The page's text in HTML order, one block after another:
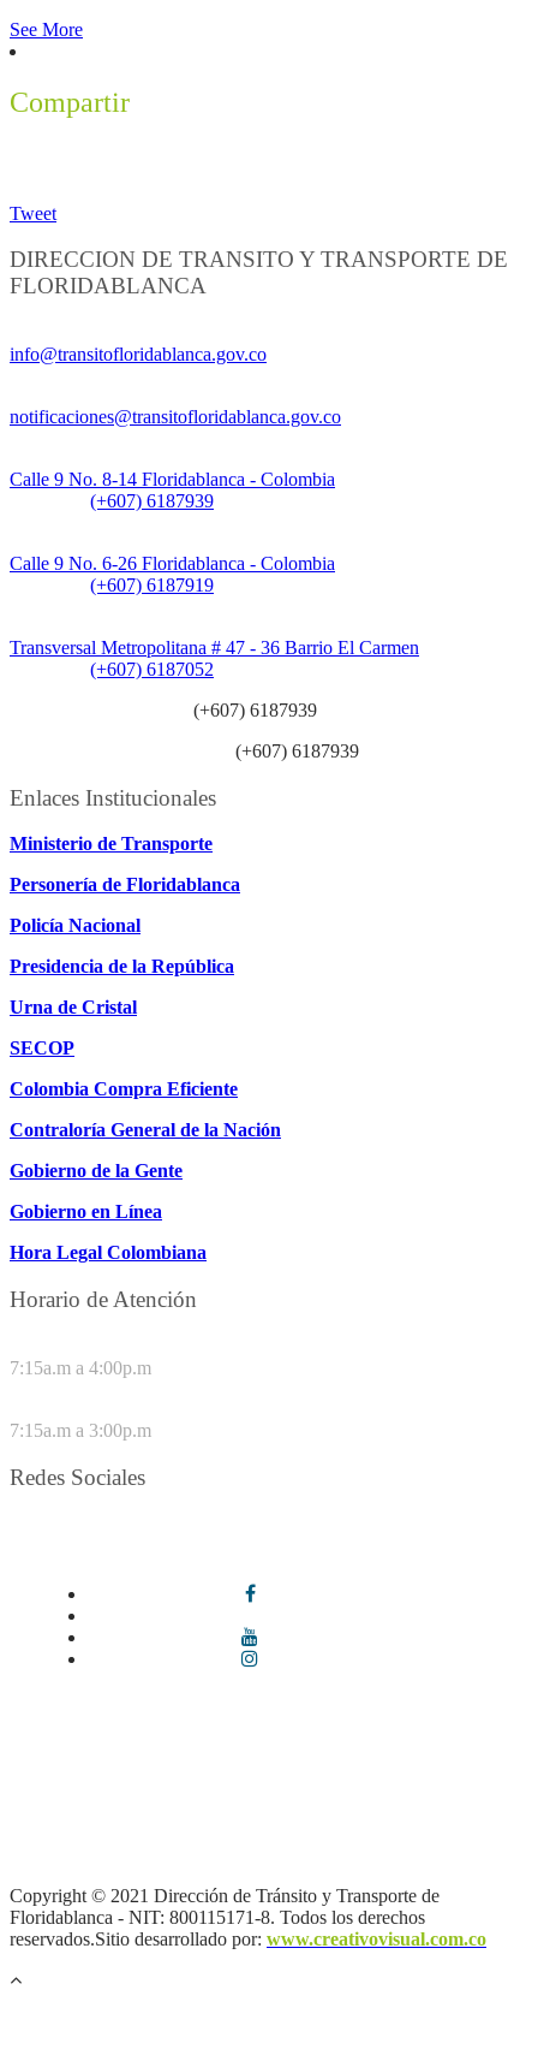
See More
Compartir
Tweet
DIRECCION DE TRANSITO Y TRANSPORTE DE
FLORIDABLANCA
info@transitofloridablanca.gov.co
notificaciones@transitofloridablanca.gov.co
Calle 9 No. 8-14 Floridablanca - Colombia
(+607) 6187939
Calle 9 No. 6-26 Floridablanca - Colombia
(+607) 6187919
Transversal Metropolitana # 47 - 36 Barrio El Carmen
(+607) 6187052
(+607) 6187939
(+607) 6187939
Enlaces Institucionales
Ministerio de Transporte
Personería de Floridablanca
Policía Nacional
Presidencia de la República
Urna de Cristal
SECOP
Colombia Compra Eficiente
Contraloría General de la Nación
Gobierno de la Gente
Gobierno en Línea
Hora Legal Colombiana
Horario de Atención
7:15a.m a 4:00p.m
7:15a.m a 3:00p.m
Redes Sociales
Copyright © 2021 Dirección de Tránsito y Transporte de
Floridablanca - NIT: 800115171-8. Todos los derechos
reservados.Sitio desarrollado por: www.creativovisual.com.co